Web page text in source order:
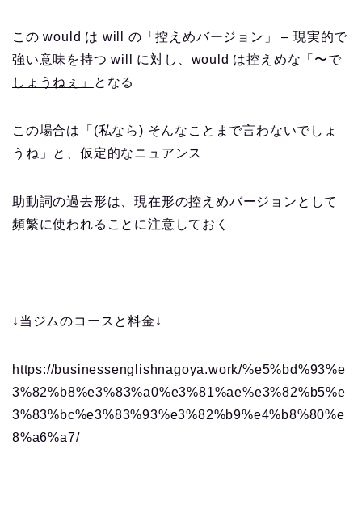
この would は will の「控えめバージョン」 – 現実的で
強い意味を持つ will に対し、 would は控えめな「〜で
しょうねぇ」
となる
この場合は「(私なら) そんなことまで言わないでしょ
うね」と、仮定的なニュアンス
助動詞の過去形は、現在形の控えめバージョンとして
頻繁に使われることに注意しておく
↓当ジムのコースと料金↓
https://businessenglishnagoya.work/%e5%bd%93%e
3%82%b8%e3%83%a0%e3%81%ae%e3%82%b5%e
3%83%bc%e3%83%93%e3%82%b9%e4%b8%80%e
8%a6%a7/